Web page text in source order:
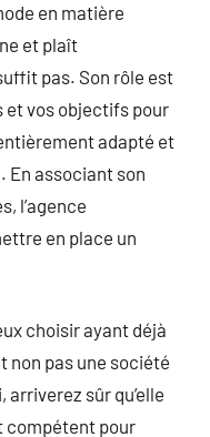
en matière
et plaît
pas. Son rôle est
et vos objectifs pour
adapté et
associant son
l’agence
en place un
choisir ayant déjà
non pas une société
arriverez sûr qu’elle
compétent pour